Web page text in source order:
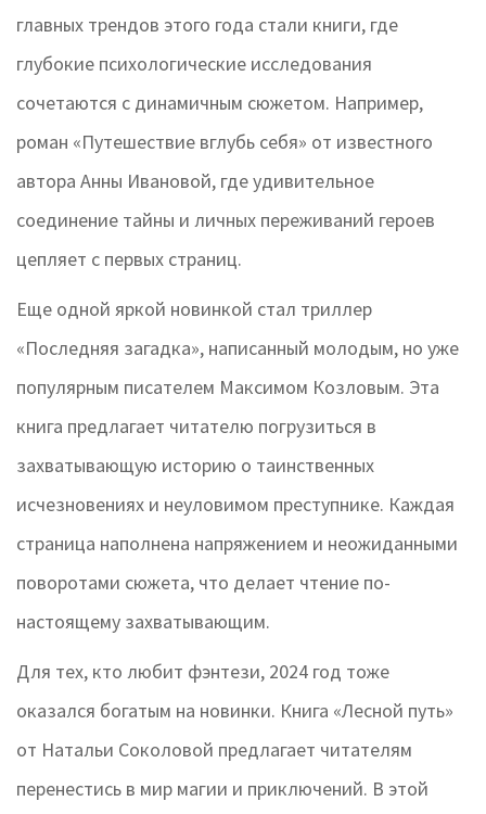
главных трендов этого года стали книги, где
глубокие психологические исследования
сочетаются с динамичным сюжетом. Например,
роман «Путешествие вглубь себя» от известного
автора Анны Ивановой, где удивительное
соединение тайны и личных переживаний героев
цепляет с первых страниц.
Еще одной яркой новинкой стал триллер
«Последняя загадка», написанный молодым, но уже
популярным писателем Максимом Козловым. Эта
книга предлагает читателю погрузиться в
захватывающую историю о таинственных
исчезновениях и неуловимом преступнике. Каждая
страница наполнена напряжением и неожиданными
поворотами сюжета, что делает чтение по-
настоящему захватывающим.
Для тех, кто любит фэнтези, 2024 год тоже
оказался богатым на новинки. Книга «Лесной путь»
от Натальи Соколовой предлагает читателям
перенестись в мир магии и приключений. В этой